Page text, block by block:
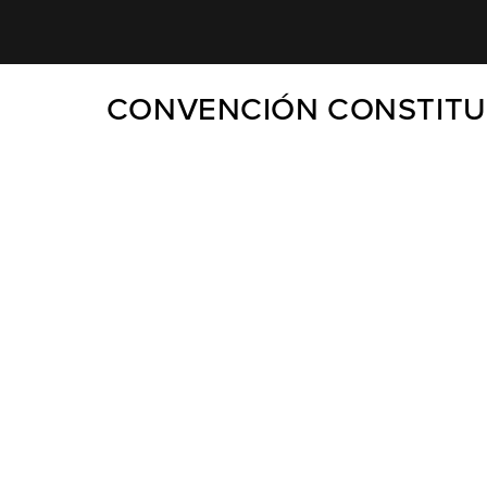
CONVENCIÓN